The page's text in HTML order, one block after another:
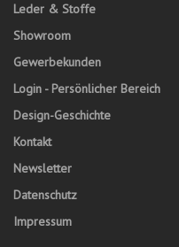
Leder & Stoffe
Showroom
Gewerbekunden
Login - Persönlicher Bereich
Design-Geschichte
Kontakt
Newsletter
Datenschutz
Impressum